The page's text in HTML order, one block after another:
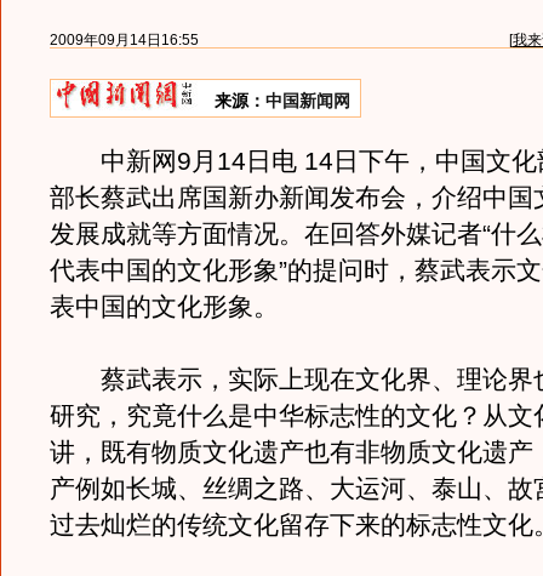
2009年09月14日16:55 [我
来源： 中国新闻网
中新网9月14日电 14日下午，中国文化
部长蔡武出席国新办新闻发布会，介绍中国
发展成就等方面情况。在回答外媒记者“什
代表中国的文化形象”的提问时，蔡武表示
表中国的文化形象。
蔡武表示，实际上现在文化界、理论界
研究，究竟什么是中华标志性的文化？从文
讲，既有物质文化遗产也有非物质文化遗产
产例如长城、丝绸之路、大运河、泰山、故
过去灿烂的传统文化留存下来的标志性文化